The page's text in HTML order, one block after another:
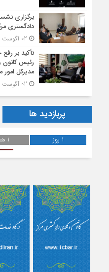
برگزاری
دادگستری
تأکید بر
رئیس کانون
مدیرکل امور
پربازدید ها
1 روز 1 هفته